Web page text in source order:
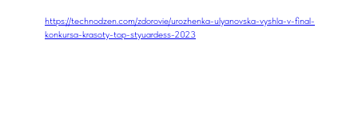
https://technodzen.com/zdorovie/urozhenka-ulyanovska-vyshla-v-final-
konkursa-krasoty-top-styuardess-2023